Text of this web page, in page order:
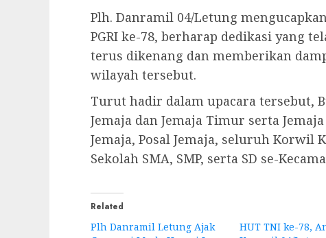
Plh. Danramil 04/Letung
PGRI ke-78, berharap dedikasi yang
terus dikenang dan memberikan
wilayah tersebut.
Turut hadir dalam upacara tersebut,
Jemaja dan Jemaja Timur serta
Jemaja, Posal Jemaja, seluruh Korwil
Sekolah SMA, SMP, serta SD se-
Related
Plh Danramil Letung Ajak
HUT TNI ke-78,